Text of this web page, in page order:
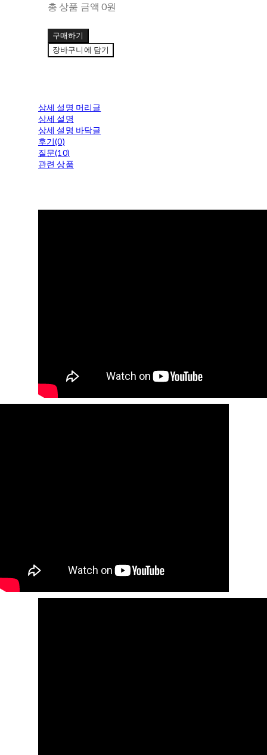
총 상품 금액 0원
구매하기
장바구니에 담기
상세 설명 머리글
상세 설명
상세 설명 바닥글
후기(0)
질문(10)
관련 상품